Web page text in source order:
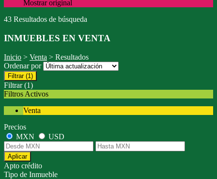
Mostrar original
43 Resultados de búsqueda
INMUEBLES EN VENTA
Inicio > Venta > Resultados
Ordenar por
Filtrar (1)
Filtrar (1)
Filtros Activos
Venta
Precios
MXN
USD
Aplicar
Apto crédito
Tipo de Inmueble